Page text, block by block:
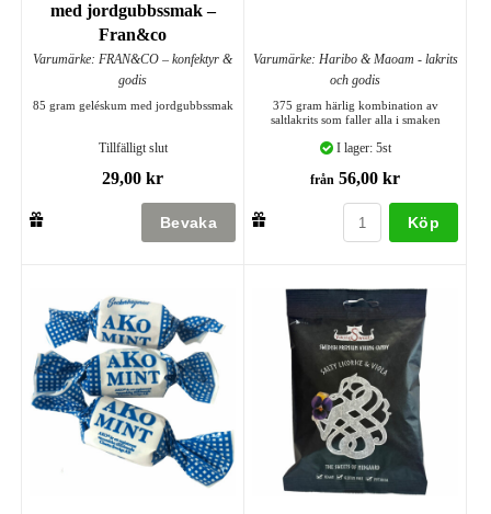
med jordgubbssmak –
Fran&co
Varumärke: FRAN&CO – konfektyr &
godis
85 gram geléskum med jordgubbssmak
Tillfälligt slut
29,00 kr
Varumärke: Haribo & Maoam - lakrits
och godis
375 gram härlig kombination av
saltlakrits som faller alla i smaken
I lager: 5st
från 56,00 kr
Köp